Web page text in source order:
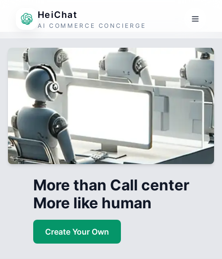
HeiChat
AI COMMERCE CONCIERGE
More than Call center
More like human
Create Your Own